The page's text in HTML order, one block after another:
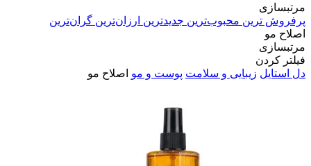
مرتبسازی
پرفروش ترین محبوب‌ترین جدیدترین ارزان‌ترین گران‌ترین
اصلاح مو
مرتبسازی
فیلتر کردن
دل استایل زیبایی و سلامت پوست و مو اصلاح مو